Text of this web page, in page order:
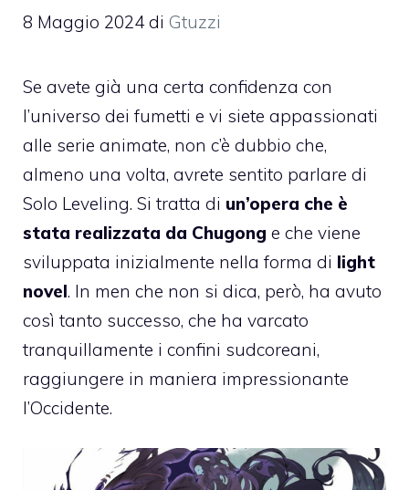
8 Maggio 2024 di Gtuzzi
Se avete già una certa confidenza con
l’universo dei fumetti e vi siete appassionati
alle serie animate, non c’è dubbio che,
almeno una volta, avrete sentito parlare di
Solo Leveling. Si tratta di un’opera che è
stata realizzata da Chugong e che viene
sviluppata inizialmente nella forma di light
novel. In men che non si dica, però, ha avuto
così tanto successo, che ha varcato
tranquillamente i confini sudcoreani,
raggiungere in maniera impressionante
l’Occidente.